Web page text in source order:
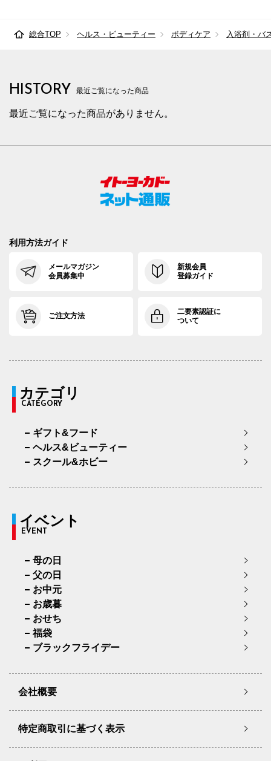
総合TOP ヘルス・ビューティー ボディケア 入浴剤・バ
HISTORY 最近ご覧になった商品
最近ご覧になった商品がありません。
利用方法ガイド
メールマガジン
会員募集中
新規会員
登録ガイド
ご注文方法
二要素認証に
ついて
カテゴリ
CATEGORY
ギフト&フード
ヘルス&ビューティー
スクール&ホビー
イベント
EVENT
母の日
父の日
お中元
お歳暮
おせち
福袋
ブラックフライデー
会社概要
特定商取引に基づく表示